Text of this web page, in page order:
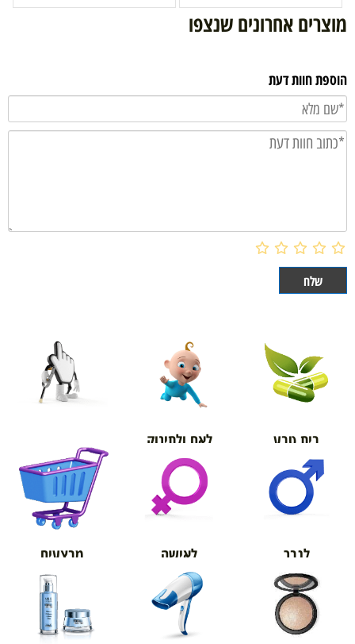
מוצרים אחרונים שנצפו
הוספת חוות דעת
בית טבע לאם ולתינוק
אורטופדיה
לגבר לאישה מבצעים